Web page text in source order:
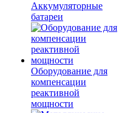
Аккумуляторные
батареи
Оборудование для
компенсации
реактивной
мощности